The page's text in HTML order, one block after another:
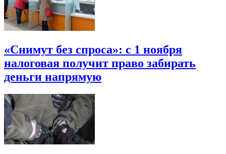
«Снимут без спроса»: с 1 ноября
налоговая получит право забирать
деньги напрямую